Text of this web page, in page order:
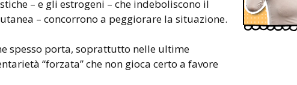
– e gli estrogeni – che indeboliscono il
– concorrono a peggiorare la situazione.
spesso porta, soprattutto nelle ultime
“forzata” che non gioca certo a favore